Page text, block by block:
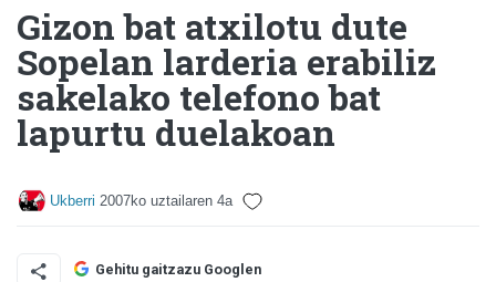
Gizon bat atxilotu dute
Sopelan larderia erabiliz
sakelako telefono bat
lapurtu duelakoan
Ukberri 2007ko uztailaren 4a
Gehitu gaitzazu Googlen